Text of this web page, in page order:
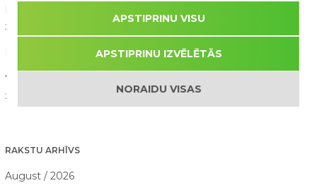
29/07/2026
Kāpēc aktīva atpūta bērniem ir svarīga attīstībai?
7 spēles un aktivitātes, ko bērni visvairāk izbauda vasarā
26/07/2026
RAKSTU ARHĪVS
August / 2026
APSTIPRINU VISU
APSTIPRINU IZVĒLĒTĀS
NORAIDU VISAS